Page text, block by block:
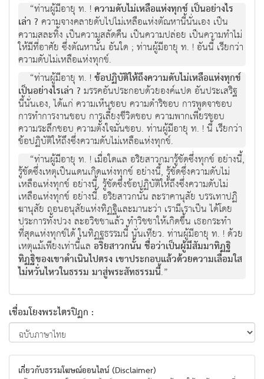
“ท่านผู้มีอายุ ท. !ความดับไม่เหลือแห่งทุกข์ เป็นอย่างไร
เล่า ? ความจางคลายดับไปไม่เหลือแห่งตัณหานี้นั่นเอง เป็น
ความสละทิ้ง เป็นความสลัดคืน เป็นความปล่อย เป็นความทำไม่
ให้มีที่อาศัย ซึ่งตัณหานั้น อันใด ; ท่านผู้มีอายุ ท. ! อันนี้ เรียกว่า
ความดับไม่เหลือแห่งทุกข์.
“ท่านผู้มีอายุ ท. !ข้อปฏิบัติให้ถึงความดับไม่เหลือแห่งทุกข์
เป็นอย่างไรเล่า ? มรรคอันประกอบด้วยองค์แปด อันประเสริฐ
นี้นั่นเอง, ได้แก่ ความเห็นชอบ ความดำริชอบ การพูดจาชอบ
การทำการงานชอบ การเลี้ยงชีวิตชอบ ความพากเพียรชอบ
ความระลึกชอบ ความตั้งใจมั่นชอบ. ท่านผู้มีอายุ ท. ! นี้ เรียกว่า
ข้อปฏิบัติให้ถึงซึ่งความดับไม่เหลือแห่งทุกข์.
“ท่านผู้มีอายุ ท. ! เมื่อใดแล อริยสาวกมารู้ชัดซึ่งทุกข์ อย่างนี้,
รู้ชัดซึ่งเหตุเป็นแดนเกิดแห่งทุกข์ อย่างนี้, รู้ชัดซึ่งความดับไม่
เหลือแห่งทุกข์ อย่างนี้, รู้ชัดซึ่งข้อปฏิบัติให้ถึงซึ่งความดับไม่
เหลือแห่งทุกข์ อย่างนี้. อริยสาวกนั้น ละราคานุสัย บรรเทาปฏิ
ฆานุสัย ถอนอนุสัยแห่งทิฏฐิและมานะว่า เรามีเราเป็น ได้โดย
ประการทั้งปวง ละอวิชชาแล้ว ทำวิชชาให้เกิดขึ้น เธอกระทำ
ที่สุดแห่งทุกข์ได้ ในทิฏฐธรรมนี้ นั่นเทียว. ท่านผู้มีอายุ ท. ! ด้วย
เหตุแม้เพียงเท่านี้แล อริยสาวกนั้น ชื่อว่าเป็นผู้มีสัมมาทิฏฐิ
ทิฏฐิของเขาดำเนินไปตรง เขาประกอบแล้วด้วยความเลื่อมใส
ไม่หวั่นไหวในธรรม มาสู่พระสัทธรรมนี้.”
เชื่อมโยงพระไตรปิฏก :
เกี่ยวกับธรรมโฆษณ์ออนไลน์ (Disclaimer)